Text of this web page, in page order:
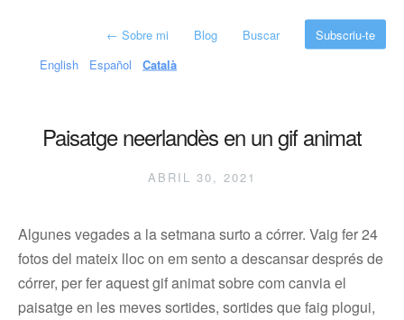
← Sobre mi Blog Buscar
Subscriu-te
English
Español Català
Paisatge neerlandès en un gif animat
ABRIL 30, 2021
Algunes vegades a la setmana surto a córrer. Vaig fer 24
fotos del mateix lloc on em sento a descansar després de
córrer, per fer aquest gif animat sobre com canvia el
paisatge en les meves sortides, sortides que faig plogui,